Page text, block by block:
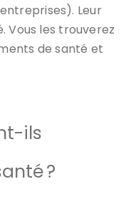
Leur
Vous les trouverez
de santé et
ils
?